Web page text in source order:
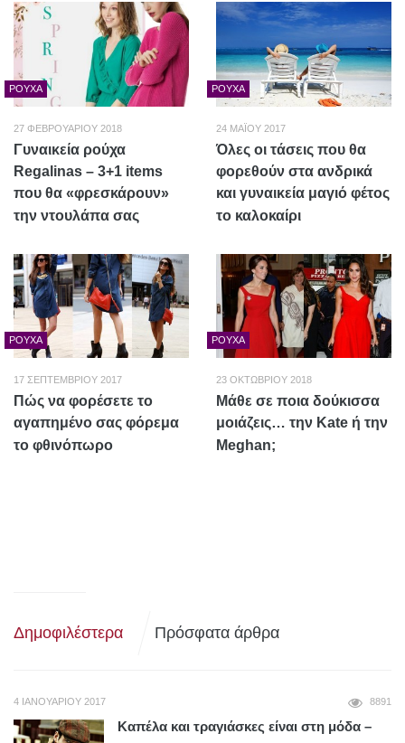
ΡΟΎΧΑ
27 ΦΕΒΡΟΥΑΡΊΟΥ 2018
Γυναικεία ρούχα
Regalinas – 3+1 items
που θα «φρεσκάρουν»
την ντουλάπα σας
ΡΟΎΧΑ
24 ΜΑΪ́ΟΥ 2017
Όλες οι τάσεις που θα
φορεθούν στα ανδρικά
και γυναικεία μαγιό φέτος
το καλοκαίρι
ΡΟΎΧΑ
17 ΣΕΠΤΕΜΒΡΊΟΥ 2017
Πώς να φορέσετε το
αγαπημένο σας φόρεμα
το φθινόπωρο
ΡΟΎΧΑ
23 ΟΚΤΩΒΡΊΟΥ 2018
Μάθε σε ποια δούκισσα
μοιάζεις… την Kate ή την
Meghan;
Δημοφιλέστερα Πρόσφατα άρθρα
4 ΙΑΝΟΥΑΡΊΟΥ 2017 8891
Καπέλα και τραγιάσκες είναι στη μόδα –